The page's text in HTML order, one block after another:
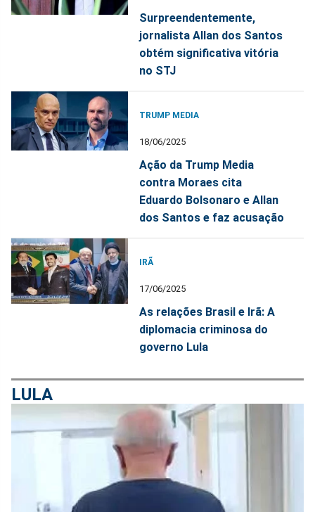
Surpreendentemente,
jornalista Allan dos Santos
obtém significativa vitória
no STJ
TRUMP MEDIA
18/06/2025
Ação da Trump Media
contra Moraes cita
Eduardo Bolsonaro e Allan
dos Santos e faz acusação
IRÃ
17/06/2025
As relações Brasil e Irã: A
diplomacia criminosa do
governo Lula
LULA